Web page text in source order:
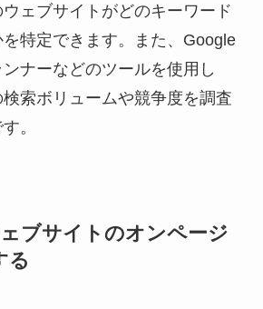
ェブサイトがどのキーワード
特定できます。また、Google
ナーなどのツールを使用し
索ボリュームや競争度を調査
。
ブサイトのオンページ
る